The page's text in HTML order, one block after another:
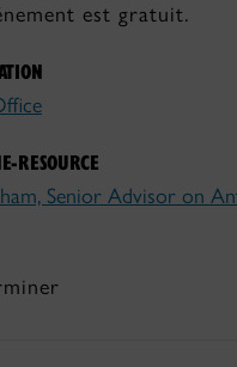
est gratuit.
RESOURCE
Senior Advisor on